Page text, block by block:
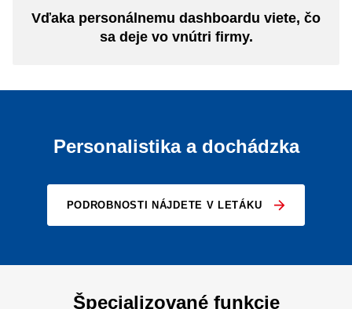
Vďaka personálnemu dashboardu viete, čo
sa deje vo vnútri firmy.
Personalistika a dochádzka
PODROBNOSTI NÁJDETE V LETÁKU
Špecializované funkcie